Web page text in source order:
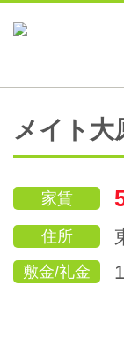
メイト大
家賃
住所
敷金/礼金